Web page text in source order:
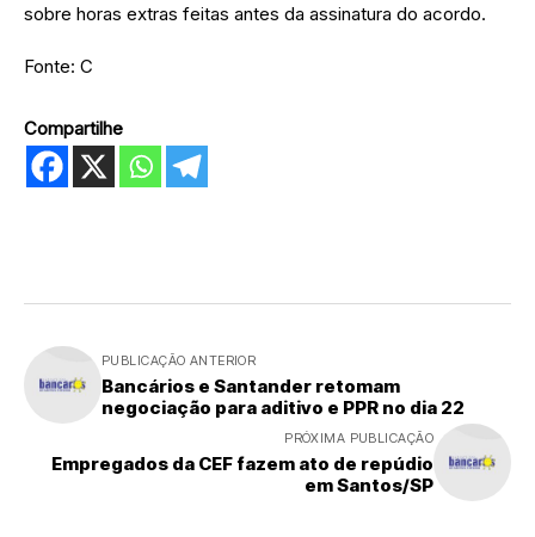
sobre horas extras feitas antes da assinatura do acordo.
Fonte: C
Compartilhe
PUBLICAÇÃO ANTERIOR
Bancários e Santander retomam
negociação para aditivo e PPR no dia 22
PRÓXIMA PUBLICAÇÃO
Empregados da CEF fazem ato de repúdio
em Santos/SP